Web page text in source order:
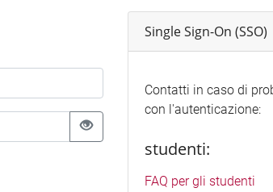
Single Sign-On (SSO)
Contatti in caso di
con l'autenticazione:
studenti:
FAQ per gli studenti